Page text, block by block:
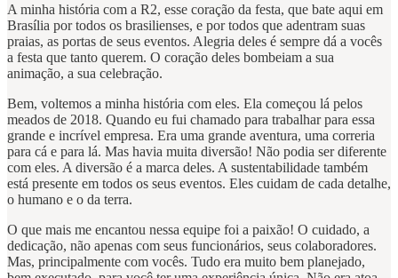
A minha história com a R2, esse coração da festa, que bate aqui em
Brasília por todos os brasilienses, e por todos que adentram suas
praias, as portas de seus eventos. Alegria deles é sempre dá a vocês
a festa que tanto querem. O coração deles bombeiam a sua
animação, a sua celebração.
Bem, voltemos a minha história com eles. Ela começou lá pelos
meados de 2018. Quando eu fui chamado para trabalhar para essa
grande e incrível empresa. Era uma grande aventura, uma correria
para cá e para lá. Mas havia muita diversão! Não podia ser diferente
com eles. A diversão é a marca deles. A sustentabilidade também
está presente em todos os seus eventos. Eles cuidam de cada detalhe,
o humano e o da terra.
O que mais me encantou nessa equipe foi a paixão! O cuidado, a
dedicação, não apenas com seus funcionários, seus colaboradores.
Mas, principalmente com vocês. Tudo era muito bem planejado,